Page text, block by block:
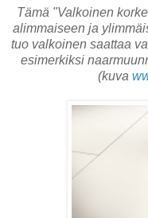
Tämä "Valkoinen
alimmaiseen ja
tuo valkoinen saattaa
esimerkiksi
(kuva